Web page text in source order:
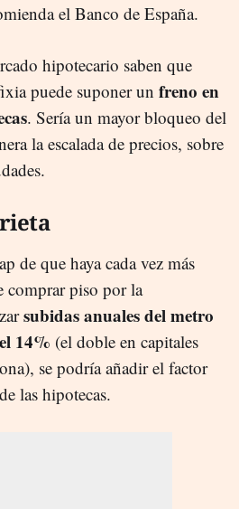
el Banco de España.
hipotecario saben que
puede suponer un freno en
. Sería un mayor bloqueo del
la escalada de precios, sobre
de que haya cada vez más
comprar piso por la
subidas anuales del metro
14% (el doble en capitales
se podría añadir el factor
las hipotecas.